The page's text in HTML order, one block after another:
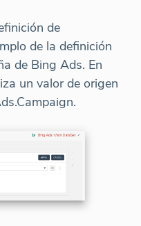
de
de la definición
de Bing Ads. En
un valor de origen